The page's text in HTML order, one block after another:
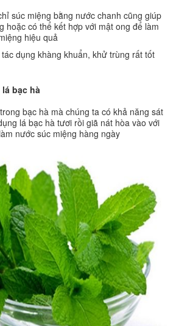
súc miệng bằng nước chanh cũng giúp
hoặc có thể kết hợp với mật ong để làm
hiệu quả
dụng khàng khuẩn, khử trùng rất tốt
bạc hà
bạc hà mà chúng ta có khả năng sát
lá bạc hà tươi rồi giã nát hòa vào với
nước súc miệng hàng ngày